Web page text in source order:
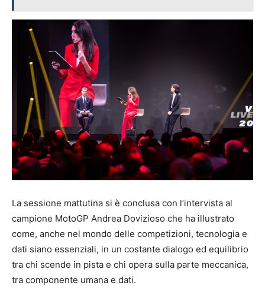
La sessione mattutina si è conclusa con l’intervista al
campione MotoGP Andrea Dovizioso che ha illustrato
come, anche nel mondo delle competizioni, tecnologia e
dati siano essenziali, in un costante dialogo ed equilibrio
tra chi scende in pista e chi opera sulla parte meccanica,
tra componente umana e dati.